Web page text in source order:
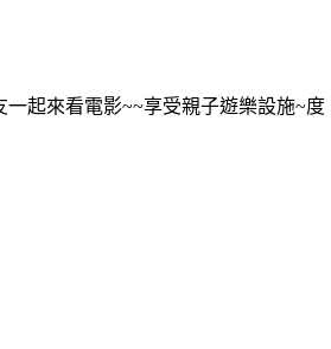
一起來看電影~~享受親子遊樂設施~度